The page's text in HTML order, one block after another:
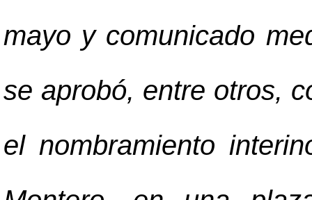
mayo y comunicado
se aprobó, entre otros,
el nombramiento